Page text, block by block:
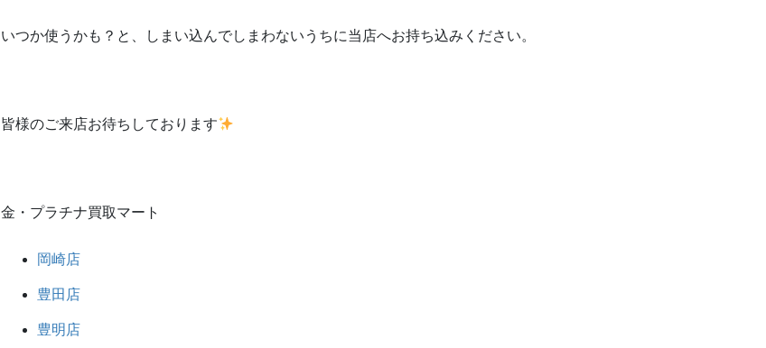
いつか使うかも？と、しまい込んでしまわないうちに当店へお持ち込みください。
皆様のご来店お待ちしております
金・プラチナ買取マート
岡崎店
豊田店
豊明店